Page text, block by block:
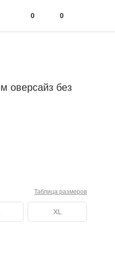
0 0
оверсайз без
Таблица размеров
XL